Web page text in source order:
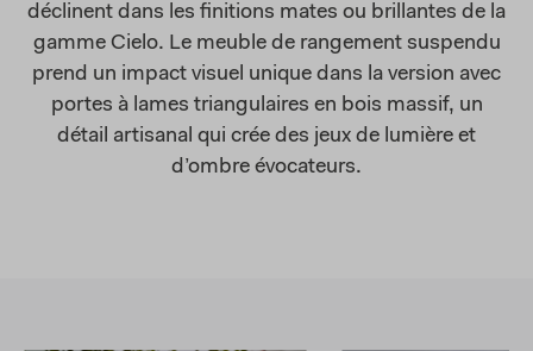
déclinent dans les finitions mates ou brillantes de la
gamme Cielo. Le meuble de rangement suspendu
prend un impact visuel unique dans la version avec
portes à lames triangulaires en bois massif, un
détail artisanal qui crée des jeux de lumière et
d’ombre évocateurs.